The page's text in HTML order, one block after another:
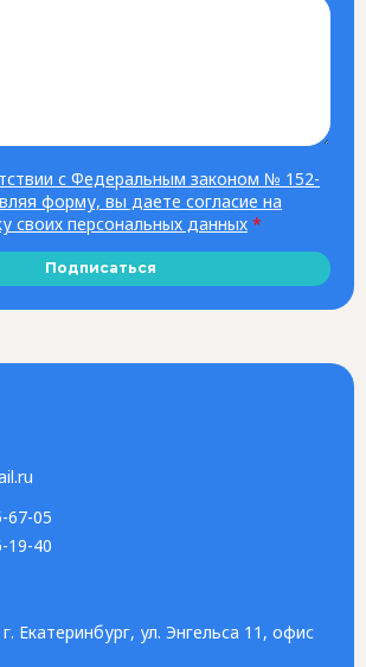
с Федеральным законом № 152-
форму, вы даете согласие на
своих персональных данных *
Подписаться
67-05
19-40
Екатеринбург, ул. Энгельса 11, офис